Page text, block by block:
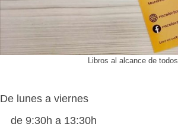
Libros al alcance de todos
De lunes a viernes
de 9:30h a 13:30h